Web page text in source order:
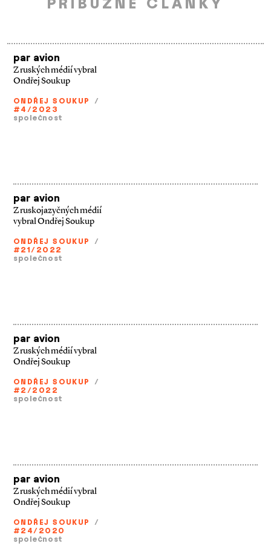
PŘÍBUZNÉ ČLÁNKY
par avion
Z ruských médií vybral
Ondřej Soukup
ONDŘEJ SOUKUP
/
#4/2023
společnost
par avion
Z ruskojazyčných médií
vybral Ondřej Soukup
ONDŘEJ SOUKUP
/
#21/2022
společnost
par avion
Z ruských médií vybral
Ondřej Soukup
ONDŘEJ SOUKUP
/
#2/2022
společnost
par avion
Z ruských médií vybral
Ondřej Soukup
ONDŘEJ SOUKUP
/
#24/2020
společnost